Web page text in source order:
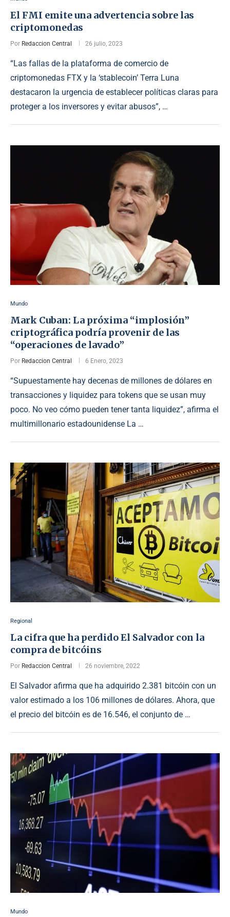
El FMI emite una advertencia sobre las
criptomonedas
Por Redaccion Central 26 julio, 2023
“Las fallas de la plataforma de comercio de
criptomonedas FTX y la ‘stablecoin’ Terra Luna
destacaron la urgencia de establecer políticas claras para
proteger a los inversores y evitar abusos”, …
Mundo
Mark Cuban: La próxima “implosión”
criptográfica podría provenir de las
“operaciones de lavado”
Por Redaccion Central 6 Enero, 2023
“Supuestamente hay decenas de millones de dólares en
transacciones y liquidez para tokens que se usan muy
poco. No veo cómo pueden tener tanta liquidez”, afirma el
multimillonario estadounidense La …
Regional
La cifra que ha perdido El Salvador con la
compra de bitcóins
Por Redaccion Central 26 noviembre, 2022
El Salvador afirma que ha adquirido 2.381 bitcóin con un
valor estimado a los 106 millones de dólares. Ahora, que
el precio del bitcóin es de 16.546, el conjunto de …
Mundo